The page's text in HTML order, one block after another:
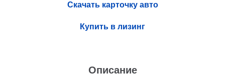
Описание
Скачать карточку авто
Купить в лизинг